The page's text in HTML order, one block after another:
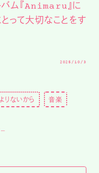
バム『Animaru』に
って大切なことをす
2025/10/3
りないから 音楽